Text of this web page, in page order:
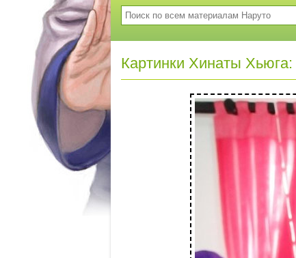
Картинки Хинаты Хьюга: